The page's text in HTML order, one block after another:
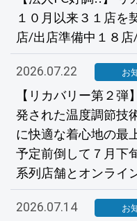
１０月以来３１店
店/出店準備中１８
2026.07.22 お
【リカバリー第２
発された温度調節技
に快適な着心地の最
予定前倒して７月下
系列店舗とオンライ
2026.07.14 お